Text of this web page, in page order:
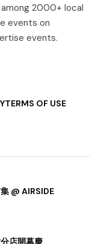
2000+ local
events on
events.
TERMS OF USE
@ AIRSIDE
店開幕慶